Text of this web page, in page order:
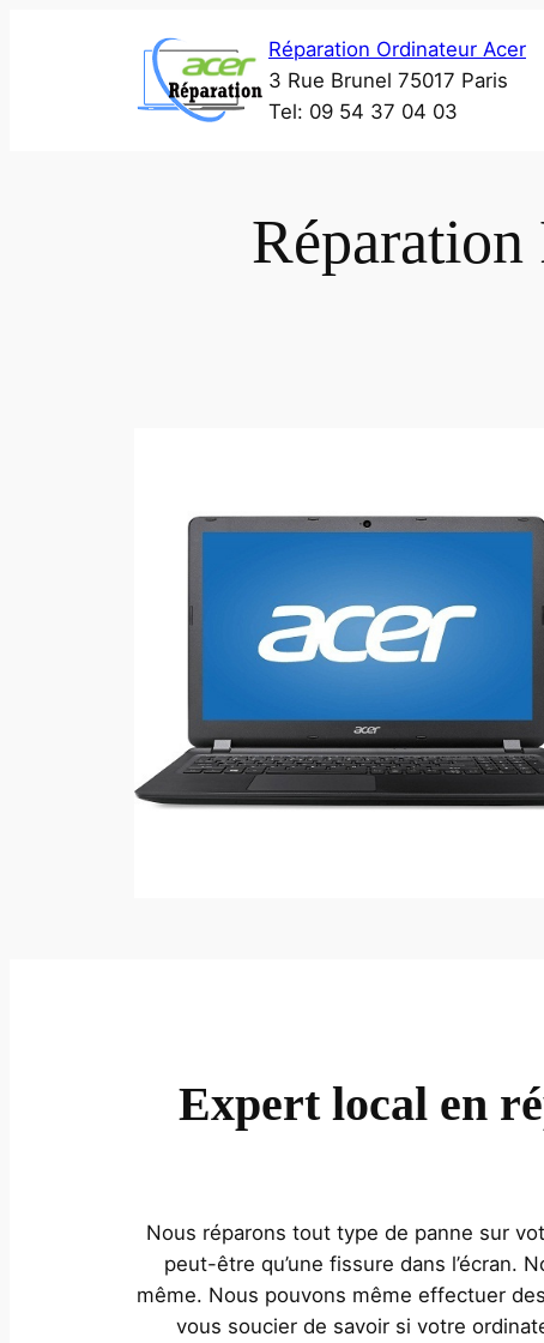
Réparation Ordinateur Acer
3 Rue Brunel 75017 Paris
Tel: 09 54 37 04 03
Expert local en
Nous réparons tout type de panne sur
peut-être qu’une fissure dans l’écran.
même. Nous pouvons même effectuer
vous soucier de savoir si votre